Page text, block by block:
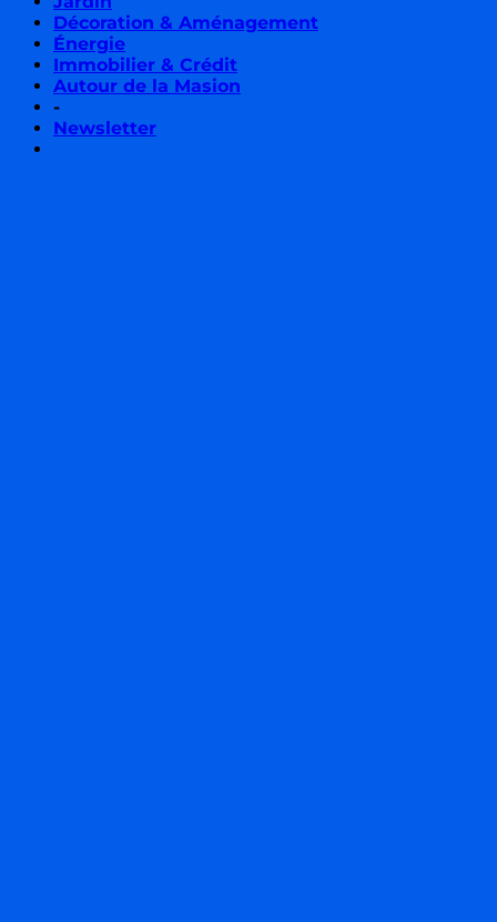
Décoration & Aménagement
Énergie
Immobilier & Crédit
Autour de la Masion
-
Newsletter